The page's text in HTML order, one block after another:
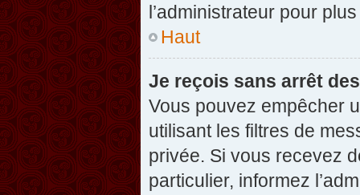
l’administrateur pour
Haut
Je reçois sans arrêt
Vous pouvez empêcher
utilisant les filtres de
privée. Si vous recevez
particulier, informez